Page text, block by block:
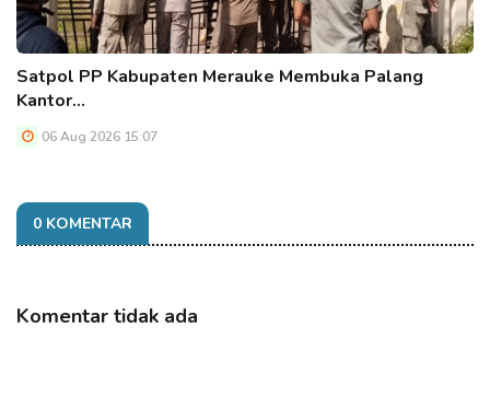
Satpol PP Kabupaten Merauke Membuka Palang
Kantor…
06 Aug 2026 15:07
0 KOMENTAR
Komentar tidak ada